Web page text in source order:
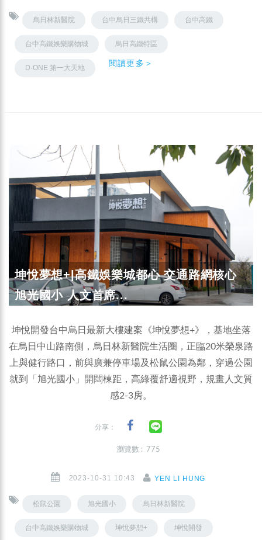
烏日林新醫院 台中烏日三鐵共構 台中高鐵
台中高鐵娛樂購物城 烏日高鐵特區
D-ONE 第一大天地 閱讀更多＞
坤悅夢想+|高鐵娛樂城都心 交通路網核心
旭光國小 人文首席...
坤悅開發台中烏日最新大樓建案《坤悅夢想+》，基地坐落
在烏日中山路南側，烏日林新醫院生活圈，正臨20米榮泉路
上與健行路口，前與廣兼停車場及松鼠公園為鄰，穿過公園
就到「旭光國小」開闊棟距，高綠覆舒適視野，規畫人文質
感2-3房。
分享：
瀏覽數 : 775
2023-10-31 10:43 YEN LI HUNG
松鼠公園 旭光國小 烏日林新醫院
台中高鐵娛樂購物城 坤悅夢想+ 坤悅開發